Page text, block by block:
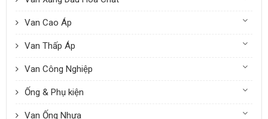
DANH MỤC
Van thở KSPC
Van An Toàn
Van Xăng Dầu Hóa Chất